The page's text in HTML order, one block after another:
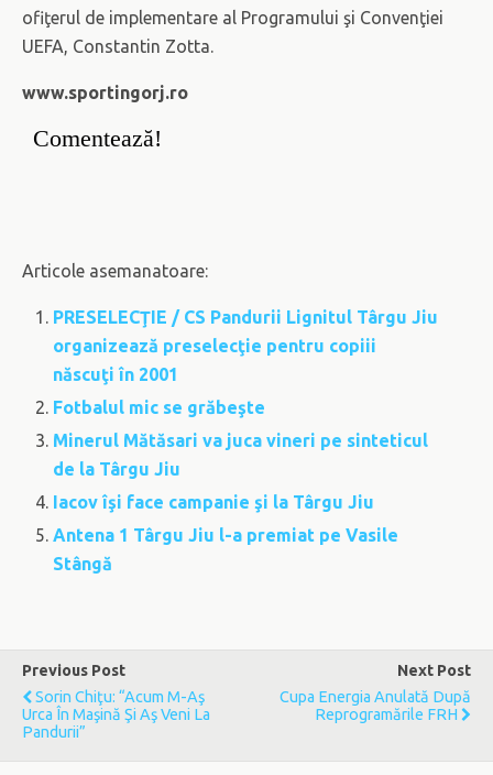
ofiţerul de implementare al Programului şi Convenţiei
UEFA, Constantin Zotta.
www.sportingorj.ro
Comentează!
Articole asemanatoare:
PRESELECŢIE / CS Pandurii Lignitul Târgu Jiu
organizează preselecţie pentru copiii
născuţi în 2001
Fotbalul mic se grăbeşte
Minerul Mătăsari va juca vineri pe sinteticul
de la Târgu Jiu
Iacov îşi face campanie şi la Târgu Jiu
Antena 1 Târgu Jiu l-a premiat pe Vasile
Stângă
Previous Post
Sorin Chiţu: “Acum M-Aş
Urca În Maşină Şi Aş Veni La
Pandurii”
Next Post
Cupa Energia Anulată După
Reprogramările FRH